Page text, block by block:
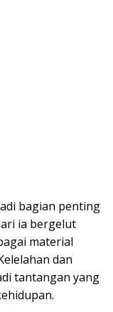
bagian penting
ia bergelut
material
dan
tantangan yang